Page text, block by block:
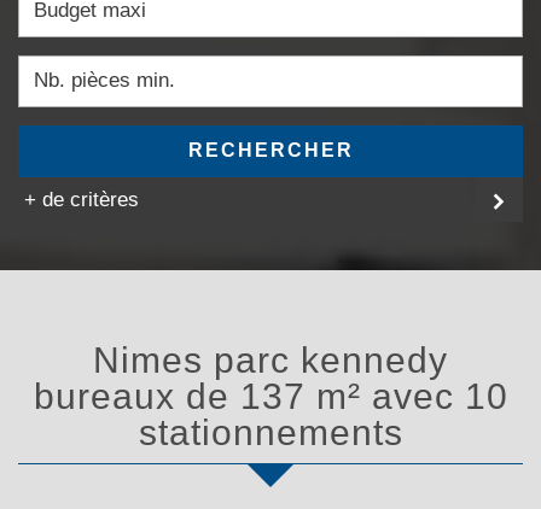
RECHERCHER
+ de critères
nimes parc kennedy
bureaux de 137 m² avec 10
stationnements